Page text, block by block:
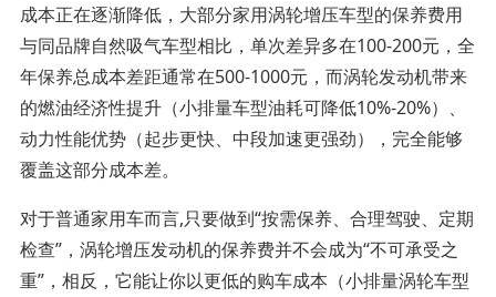
成本正在逐渐降低，大部分家用涡轮增压车型的保养费用
与同品牌自然吸气车型相比，单次差异多在100-200元，全
年保养总成本差距通常在500-1000元，而涡轮发动机带来
的燃油经济性提升（小排量车型油耗可降低10%-20%）、
动力性能优势（起步更快、中段加速更强劲），完全能够
覆盖这部分成本差。
对于普通家用车而言,只要做到“按需保养、合理驾驶、定期
检查”，涡轮增压发动机的保养费并不会成为“不可承受之
重”，相反，它能让你以更低的购车成本（小排量涡轮车型